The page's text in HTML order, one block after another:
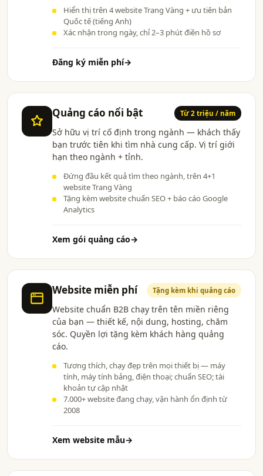
Hiển thị trên 4 website Trang Vàng + ưu tiên bản
Quốc tế (tiếng Anh)
Xác nhận trong ngày, chỉ 2–3 phút điền hồ sơ
Đăng ký miễn phí→
Quảng cáo nổi bật Từ 2 triệu / năm
Sở hữu vị trí cố định trong ngành — khách thấy
bạn trước tiên khi tìm nhà cung cấp. Vị trí giới
hạn theo ngành + tỉnh.
Đứng đầu kết quả tìm theo ngành, trên 4+1
website Trang Vàng
Tặng kèm website chuẩn SEO + báo cáo Google
Analytics
Xem gói quảng cáo→
Website miễn phí Tặng kèm khi quảng cáo
Website chuẩn B2B chạy trên tên miền riêng
của bạn — thiết kế, nội dung, hosting, chăm
sóc. Quyền lợi tặng kèm khách hàng quảng
cáo.
Tương thích, chạy đẹp trên mọi thiết bị — máy
tính, máy tính bảng, điện thoại; chuẩn SEO; tài
khoản tự cập nhật
7.000+ website đang chạy, vận hành ổn định từ
2008
Xem website mẫu→